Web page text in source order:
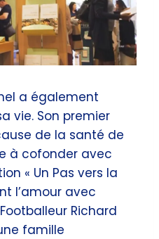
a également
vie. Son premier
de la santé de
à cofonder avec
« Un Pas vers la
l’amour avec
Richard
famille